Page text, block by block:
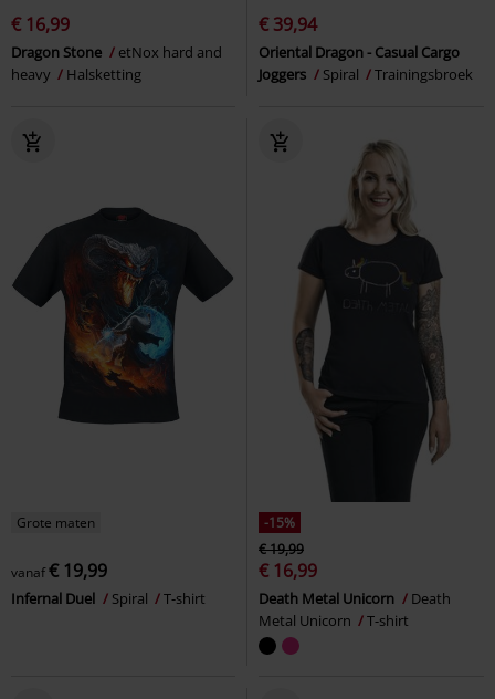
€ 16,99
Dragon Stone
etNox hard and
heavy
Halsketting
€ 39,94
Oriental Dragon - Casual Cargo
Joggers
Spiral Trainingsbroek
Grote maten
vanaf€ 19,99
Infernal Duel Spiral T-shirt
-15%
€ 19,99
€ 16,99
Death Metal Unicorn
Death
Metal Unicorn
T-shirt